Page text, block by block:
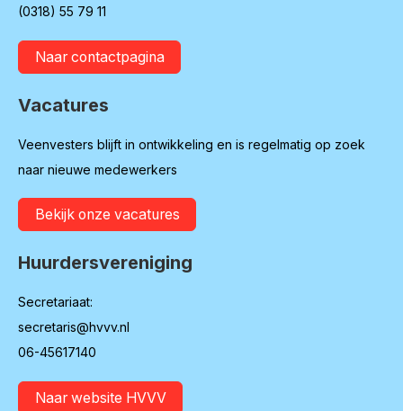
(0318) 55 79 11
Naar contactpagina
Vacatures
Veenvesters blijft in ontwikkeling en is regelmatig op zoek
naar nieuwe medewerkers
Bekijk onze vacatures
Huurdersvereniging
Secretariaat:
secretaris@hvvv.nl
06-45617140
Naar website HVVV